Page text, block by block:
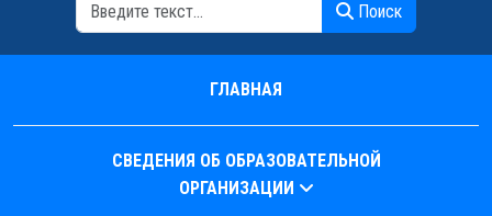
Поиск
ГЛАВНАЯ
СВЕДЕНИЯ ОБ ОБРАЗОВАТЕЛЬНОЙ
ОРГАНИЗАЦИИ